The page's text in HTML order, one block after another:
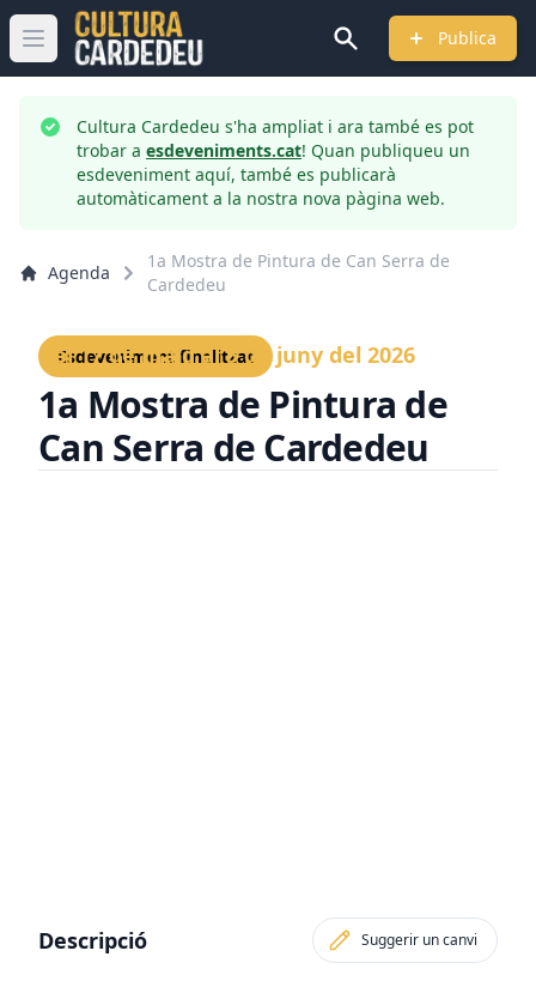
Obrir menú principal Publica
Cultura Cardedeu s'ha ampliat i ara també es pot
trobar a esdeveniments.cat! Quan publiqueu un
esdeveniment aquí, també es publicarà
automàticament a la nostra nova pàgina web.
Agenda
1a Mostra de Pintura de Can Serra de
Cardedeu
Esdeveniment finalitzat
Del 17 de maig al 5 de juny del 2026
1a Mostra de Pintura de
Can Serra de Cardedeu
Descripció Suggerir un canvi